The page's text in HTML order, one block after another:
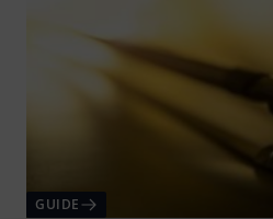
GUIDE